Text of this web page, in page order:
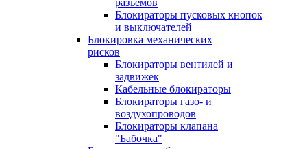
разъемов
Блокираторы пусковых кнопок
и выключателей
Блокировка механических
рисков
Блокираторы вентилей и
задвижек
Кабельные блокираторы
Блокираторы газо- и
воздухопроводов
Блокираторы клапана
"Бабочка"